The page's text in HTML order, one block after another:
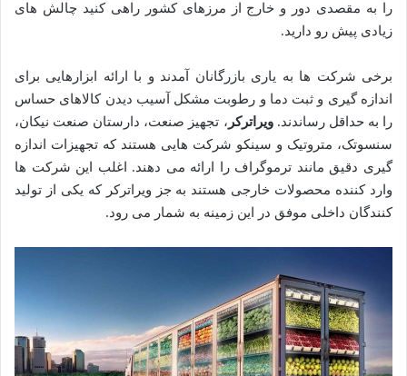
را به مقصدی دور و خارج از مرزهای کشور راهی کنید چالش های
زیادی پیش رو دارید.
برخی شرکت ها به یاری بازرگانان آمدند و با ارائه ابزارهایی برای
اندازه گیری و ثبت دما و رطوبت مشکل آسیب دیدن کالاهای حساس
را به حداقل رساندند.ویراترکر ، تجهیز صنعت، دارستان صنعت نیکان،
سنسوتک، متروتیک و سینکو شرکت هایی هستند که تجهیزات اندازه
گیری دقیق مانند ترموگراف را ارائه می دهند. اغلب این شرکت ها
وارد کننده محصولات خارجی هستند به جز ویراترکر که یکی از تولید
کنندگان داخلی موفق در این زمینه به شمار می رود.